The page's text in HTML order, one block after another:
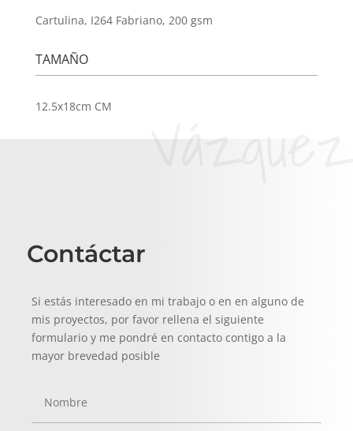
Cartulina, I264 Fabriano, 200 gsm
TAMAÑO
12.5x18cm CM Vázquez
Contáctar
Si estás interesado en mi trabajo o en en alguno de
mis proyectos, por favor rellena el siguiente
formulario y me pondré en contacto contigo a la
mayor brevedad posible